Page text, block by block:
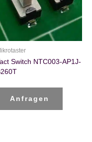
Switch NTC003-AP1J-
Anfragen